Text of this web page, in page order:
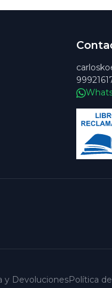
y DevolucionesPolítica